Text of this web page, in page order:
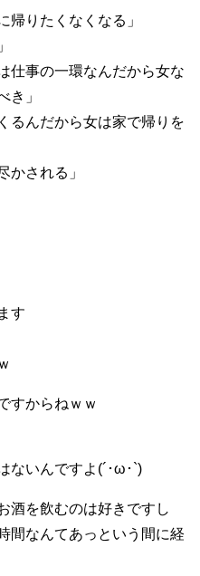
帰りたくなくなる」
仕事の一環なんだから女な
き」
るんだから女は家で帰りを
かされる」
す
すからねｗｗ
ないんですよ(´･ω･`)
酒を飲むのは好きですし
間なんてあっという間に経